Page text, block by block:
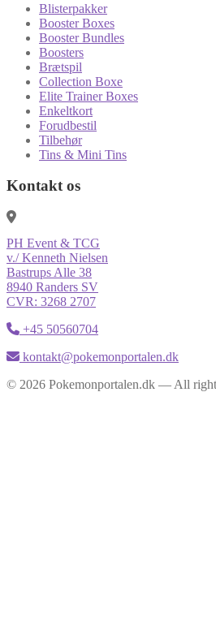
Blisterpakker
Booster Boxes
Booster Bundles
Boosters
Brætspil
Collection Boxe
Elite Trainer Boxes
Enkeltkort
Forudbestil
Tilbehør
Tins & Mini Tins
Kontakt os
PH Event & TCG
v./ Kenneth Nielsen
Bastrups Alle 38
8940 Randers SV
CVR: 3268 2707
+45 50560704
kontakt@pokemonportalen.dk
© 2026 Pokemonportalen.dk — All